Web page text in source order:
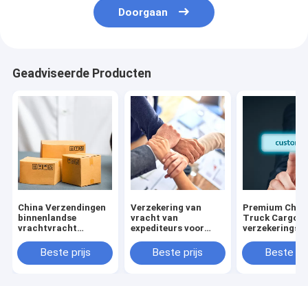
Doorgaan
Geadviseerde Producten
China Verzendingen
binnenlandse
vrachtvracht
Vorderingenprocedure
Beste prijs
Verzekering van
vracht van
expediteurs voor
ChinaBeste prijs
Premium
Truck Cargo
Beste